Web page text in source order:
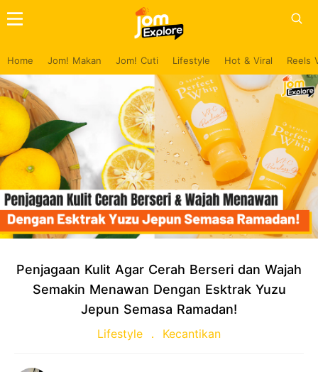
Home Jom! Makan Jom! Cuti Lifestyle Hot & Viral Reels
Penjagaan Kulit Agar Cerah Berseri dan Wajah
Semakin Menawan Dengan Esktrak Yuzu
Jepun Semasa Ramadan!
Lifestyle Kecantikan